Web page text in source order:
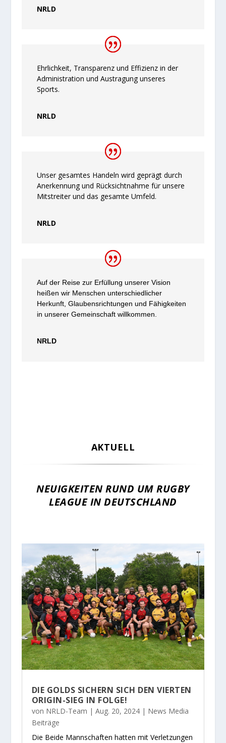
NRLD
Ehrlichkeit, Transparenz und Effizienz in der
Administration und Austragung unseres
Sports.
NRLD
Unser gesamtes Handeln wird geprägt durch
Anerkennung und Rücksichtnahme für unsere
Mitstreiter und das gesamte Umfeld.
NRLD
Auf der Reise zur Erfüllung unserer Vision
heißen wir Menschen unterschiedlicher
Herkunft, Glaubensrichtungen und Fähigkeiten
in unserer Gemeinschaft willkommen.
NRLD
AKTUELL
NEUIGKEITEN RUND UM RUGBY
LEAGUE IN DEUTSCHLAND
DIE GOLDS SICHERN SICH DEN VIERTEN
ORIGIN-SIEG IN FOLGE!
von NRLD-Team | Aug. 20, 2024| News Media
Beiträge
Die Beide Mannschaften hatten mit Verletzungen